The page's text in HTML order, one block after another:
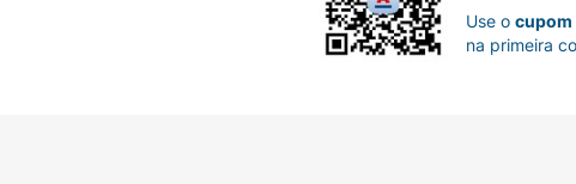
todos os tipos de pele. Use ocupom
na primeira